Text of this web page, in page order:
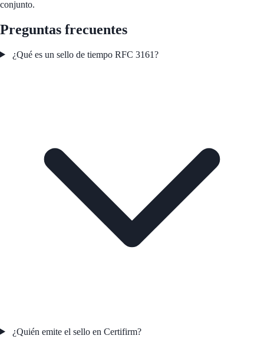
conjunto.
Preguntas frecuentes
¿Qué es un sello de tiempo RFC 3161?
¿Quién emite el sello en Certifirm?